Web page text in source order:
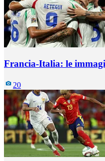
Francia-Italia: le
20